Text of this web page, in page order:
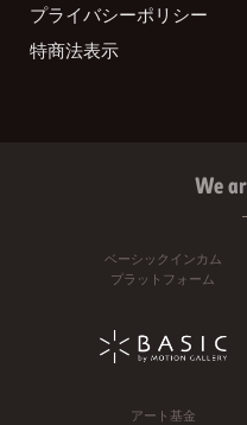
プライバシーポリシー
特商法表示
We
ベーシックインカム
プラットフォーム
アート基金